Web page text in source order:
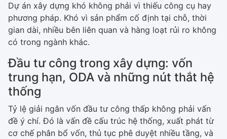
Dự án xây dựng khó không phải vì thiếu công cụ hay
phương pháp. Khó vì sản phẩm cố định tại chỗ, thời
gian dài, nhiều bên liên quan và hàng loạt rủi ro không
có trong ngành khác.
Đầu tư công trong xây dựng: vốn
trung hạn, ODA và những nút thắt hệ
thống
Tỷ lệ giải ngân vốn đầu tư công thấp không phải vấn
đề ý chí. Đó là vấn đề cấu trúc hệ thống, xuất phát từ
cơ chế phân bổ vốn, thủ tục phê duyệt nhiều tầng, và